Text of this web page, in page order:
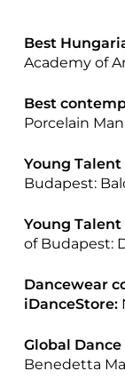
Best
Academy of
Best
Porcelain
Young Talent
Budapest:
Young Talent
of Budapest:
Dancewear
iDanceStore:
Global
Benedetta